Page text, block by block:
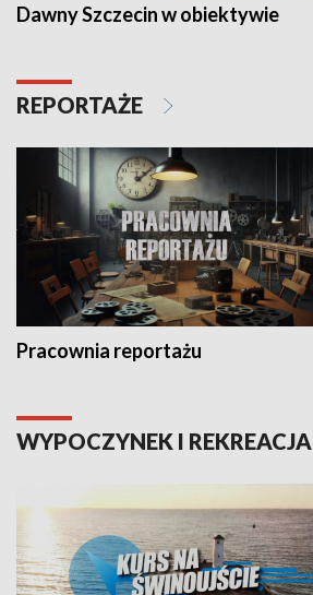
Dawny Szczecin w obiektywie
REPORTAŻE
Pracownia reportażu
WYPOCZYNEK I REKREACJA